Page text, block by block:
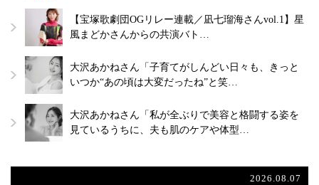
【宝塚歌劇団OGリレー連載／凪七瑠海さんvol.1】星
風まどかさんからの共演バト…
大沢あかねさん「子育てがしんどい日々も、きっと
いつか“あの頃は大変だったね”と笑…
大沢あかねさん「私が全ぶりで美容と格闘する姿を
見ているうちに、夫も肌のケアや体型…
2026.08.07